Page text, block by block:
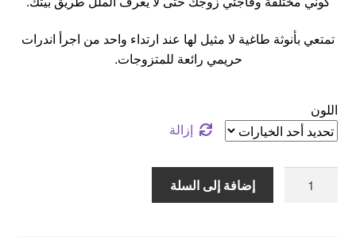
تمتعي بأنوثة طاغية لا مثيل لها عند ارتداء واحد من اجرأ اندرات
حريمي رائعة للمتزوجات.
اللون
إزالة
إضافة إلى السلة